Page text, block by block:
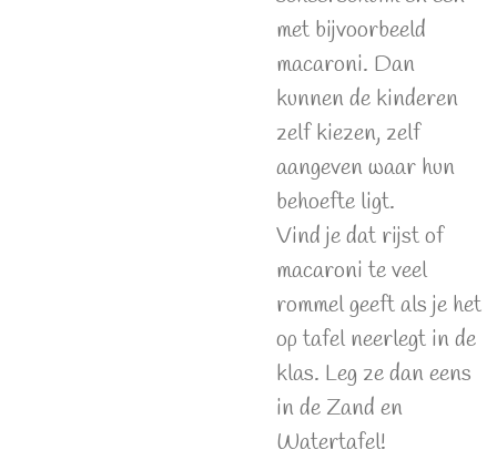
met bijvoorbeeld
macaroni. Dan
kunnen de kinderen
zelf kiezen, zelf
aangeven waar hun
behoefte ligt.
Vind je dat rijst of
macaroni te veel
rommel geeft als je het
op tafel neerlegt in de
klas. Leg ze dan eens
in de Zand en
Watertafel!